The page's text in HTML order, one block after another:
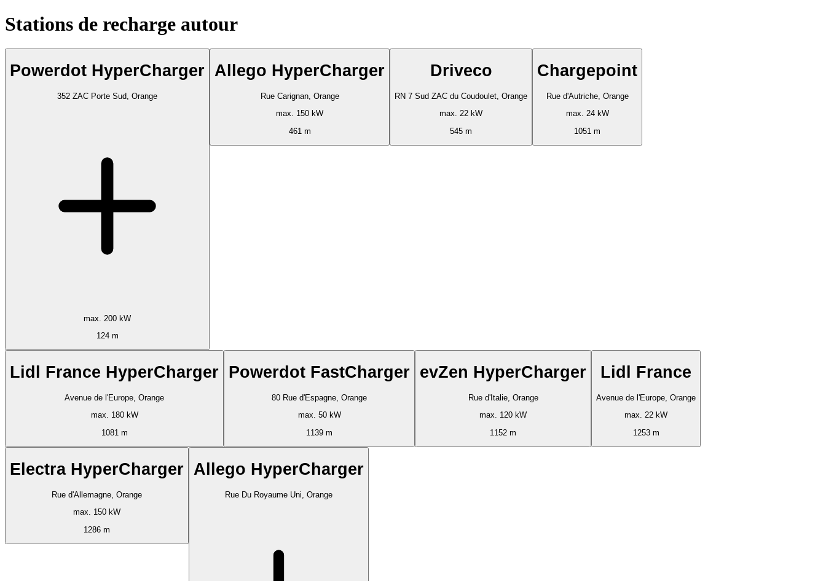
Stations de recharge autour
Powerdot HyperCharger
352 ZAC Porte Sud, Orange
max. 200 kW
124 m
Allego HyperCharger
Rue Carignan, Orange
max. 150 kW
461 m
Driveco
RN 7 Sud ZAC du Coudoulet, Orange
max. 22 kW
545 m
Chargepoint
Rue d'Autriche, Orange
max. 24 kW
1051 m
Lidl France HyperCharger
Avenue de l'Europe, Orange
max. 180 kW
1081 m
Powerdot FastCharger
80 Rue d'Espagne, Orange
max. 50 kW
1139 m
evZen HyperCharger
Rue d'Italie, Orange
max. 120 kW
1152 m
Lidl France
Avenue de l'Europe, Orange
max. 22 kW
1253 m
Electra HyperCharger
Rue d'Allemagne, Orange
max. 150 kW
1286 m
Allego HyperCharger
Rue Du Royaume Uni, Orange